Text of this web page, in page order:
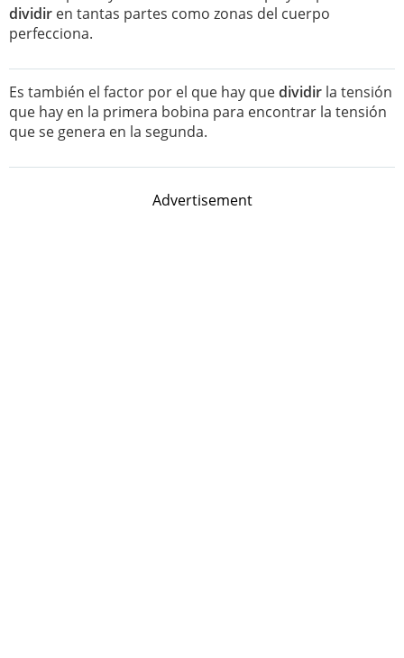
dividir en tantas partes como zonas del cuerpo
perfecciona.
Es también el factor por el que hay quedividir la tensión
que hay en la primera bobina para encontrar la tensión
que se genera en la segunda.
Advertisement